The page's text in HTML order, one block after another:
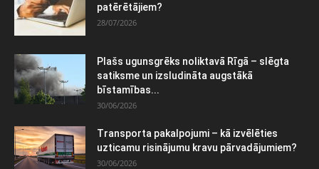
patērētājiem?
28/07/2026
Plašs ugunsgrēks noliktavā Rīgā – slēgta
satiksme un izsludināta augstākā
bīstamības...
30/06/2026
Transporta pakalpojumi – kā izvēlēties
uzticamu risinājumu kravu pārvadājumiem?
30/06/2026